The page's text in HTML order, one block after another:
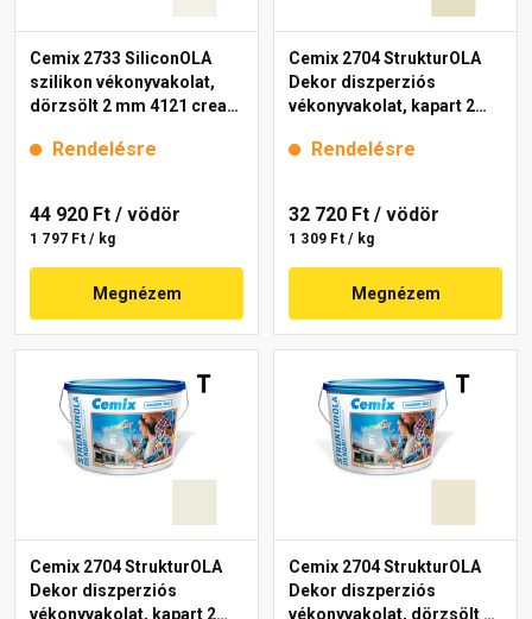
Cemix 2733 SiliconOLA
szilikon vékonyvakolat,
dörzsölt 2 mm 4121 cream
Rendelésre
44 920 Ft / vödör
1 797 Ft / kg
Megnézem
Cemix 2704 StrukturOLA
Dekor diszperziós
vékonyvakolat, kapart 2
Rendelésre
32 720 Ft / vödör
1 309 Ft / kg
Megnézem
Cemix 2704 StrukturOLA
Dekor diszperziós
vékonyvakolat, kapart 2
Cemix 2704 StrukturOLA
Dekor diszperziós
vékonyvakolat, dörzsölt 2